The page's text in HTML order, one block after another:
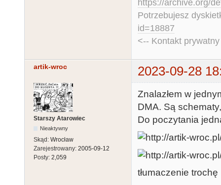
https://archive.org/
Potrzebujesz
id=18887
<-- Kontakt
artik-wroc 2023-09-28
Starszy Atarowiec
Nieaktywny
Skąd: Wrocław
Zarejestrowany: 2005-09-12
Posty: 2,059
Znalazłem w
DMA. Są
Do poczytania
tłumaczenie